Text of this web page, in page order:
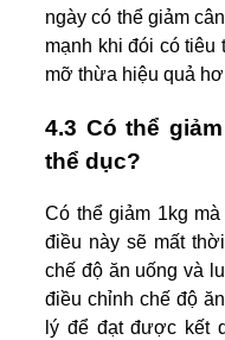
ngày có thể giảm
mạnh khi đói có tiêu
mỡ thừa hiệu quả
4.3 Có thể
thể dục?
Có thể giảm 1kg
điều này sẽ mất
chế độ ăn uống và
điều chỉnh chế độ
lý để đạt được kết